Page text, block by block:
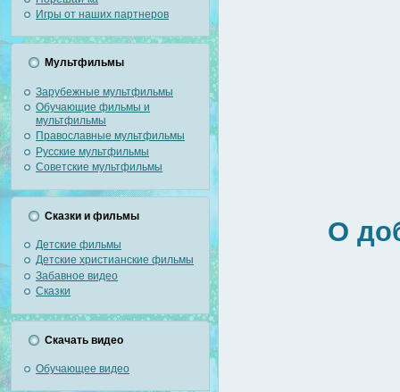
Игры от наших партнеров
Мультфильмы
Зарубежные мультфильмы
Обучающие фильмы и
мультфильмы
Православные мультфильмы
Русские мультфильмы
Советские мультфильмы
Сказки и фильмы
Детские фильмы
Детские христианские фильмы
Забавное видео
Сказки
Скачать видео
Обучающее видео
О